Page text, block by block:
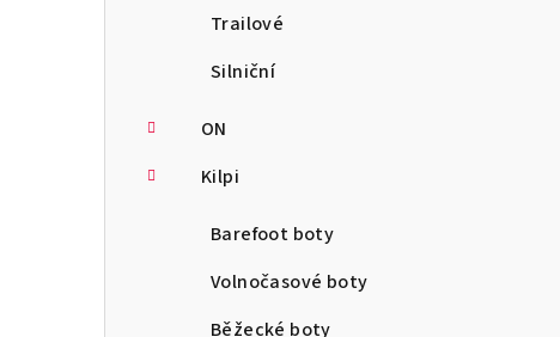
Trailové
Silniční
ON
Kilpi
Barefoot boty
Volnočasové boty
Běžecké boty